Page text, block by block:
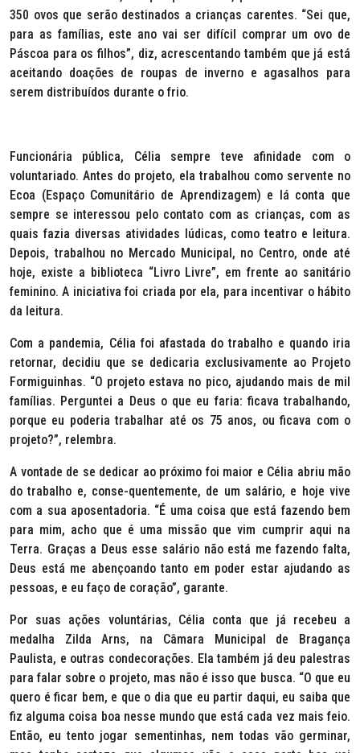
350 ovos que serão destinados a crianças carentes. “Sei que,
para as famílias, este ano vai ser difícil comprar um ovo de
Páscoa para os filhos”, diz, acrescentando também que já está
aceitando doações de roupas de inverno e agasalhos para
serem distribuídos durante o frio.
Funcionária pública, Célia sempre teve afinidade com o
voluntariado. Antes do projeto, ela trabalhou como servente no
Ecoa (Espaço Comunitário de Aprendizagem) e lá conta que
sempre se interessou pelo contato com as crianças, com as
quais fazia diversas atividades lúdicas, como teatro e leitura.
Depois, trabalhou no Mercado Municipal, no Centro, onde até
hoje, existe a biblioteca “Livro Livre”, em frente ao sanitário
feminino. A iniciativa foi criada por ela, para incentivar o hábito
da leitura.
Com a pandemia, Célia foi afastada do trabalho e quando iria
retornar, decidiu que se dedicaria exclusivamente ao Projeto
Formiguinhas. “O projeto estava no pico, ajudando mais de mil
famílias. Perguntei a Deus o que eu faria: ficava trabalhando,
porque eu poderia trabalhar até os 75 anos, ou ficava com o
projeto?”, relembra.
A vontade de se dedicar ao próximo foi maior e Célia abriu mão
do trabalho e, conse-quentemente, de um salário, e hoje vive
com a sua aposentadoria. “É uma coisa que está fazendo bem
para mim, acho que é uma missão que vim cumprir aqui na
Terra. Graças a Deus esse salário não está me fazendo falta,
Deus está me abençoando tanto em poder estar ajudando as
pessoas, e eu faço de coração”, garante.
Por suas ações voluntárias, Célia conta que já recebeu a
medalha Zilda Arns, na Câmara Municipal de Bragança
Paulista, e outras condecorações. Ela também já deu palestras
para falar sobre o projeto, mas não é isso que busca. “O que eu
quero é ficar bem, e que o dia que eu partir daqui, eu saiba que
fiz alguma coisa boa nesse mundo que está cada vez mais feio.
Então, eu tento jogar sementinhas, nem todas vão germinar,